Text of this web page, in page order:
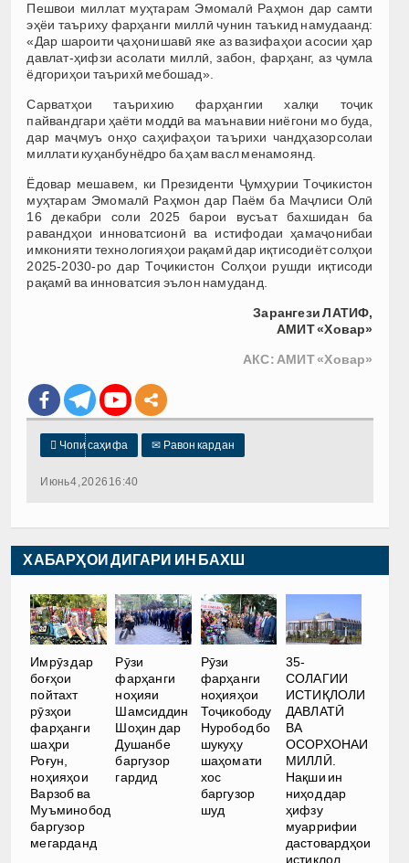
Пешвои миллат муҳтарам Эмомалӣ Раҳмон дар самти
эҳёи таъриху фарҳанги миллӣ чунин таъкид намудаанд:
«Дар шароити ҷаҳонишавӣ яке аз вазифаҳои асосии ҳар
давлат-ҳифзи асолати миллӣ, забон, фарҳанг, аз ҷумла
ёдгориҳои таърихӣ мебошад».
Сарватҳои таърихию фарҳангии халқи тоҷик
пайвандгари ҳаёти моддӣ ва маънавии ниёгони мо буда,
дар маҷмуъ онҳо саҳифаҳои таърихи чандҳазорсолаи
миллати куҳанбунёдро ба ҳам васл менамоянд.
Ёдовар мешавем, ки Президенти Ҷумҳурии Тоҷикистон
муҳтарам Эмомалӣ Раҳмон дар Паём ба Маҷлиси Олӣ
16 декабри соли 2025 барои вусъат бахшидан ба
равандҳои инноватсионӣ ва истифодаи ҳамаҷонибаи
имконияти технологияҳои рақамӣ дар иқтисодиёт солҳои
2025-2030-ро дар Тоҷикистон Солҳои рушди иқтисоди
рақамӣ ва инноватсия эълон намуданд.
Зарангези ЛАТИФ,
АМИТ «Ховар»
АКС: АМИТ «Ховар»
 Чопи саҳифа ✉ Равон кардан
Июнь 4, 2026 16:40
ХАБАРҲОИ ДИГАРИ ИН БАХШ
Имрӯз дар
боғҳои
пойтахт
рӯзҳои
фарҳанги
шаҳри
Роғун,
ноҳияҳои
Варзоб ва
Муъминобод
баргузор
мегарданд
Рӯзи
фарҳанги
ноҳияи
Шамсиддин
Шоҳин дар
Душанбе
баргузор
гардид
Рӯзи
фарҳанги
ноҳияҳои
Тоҷикободу
Нуробод бо
шукуҳу
шаҳомати
хос
баргузор
шуд
35-
СОЛАГИИ
ИСТИҚЛОЛИ
ДАВЛАТӢ
ВА
ОСОРХОНАИ
МИЛЛӢ.
Нақши ин
ниҳод дар
ҳифзу
муаррифии
дастовардҳои
истиқлол